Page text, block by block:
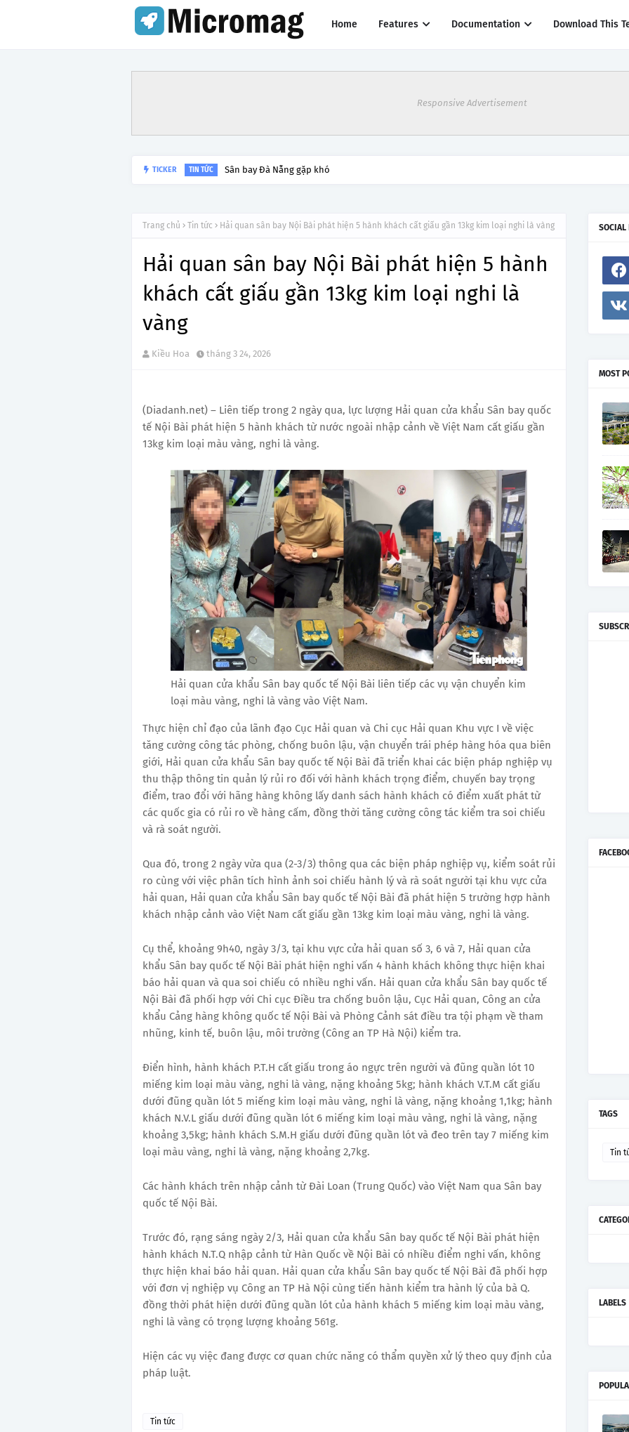
Home Features Documentation Download This
Responsive Advertisement
TICKER TIN TỨC Sân bay Đà Nẵng gặp khó
Trang chủ Tin tức Hải quan sân bay Nội Bài phát hiện 5 hành khách cất giấu gần 13kg kim loại nghi là vàng
Hải quan sân bay Nội Bài phát hiện 5 hành
khách cất giấu gần 13kg kim loại nghi là
vàng
Kiều Hoa tháng 3 24, 2026
(Diadanh.net) – Liên tiếp trong 2 ngày qua, lực lượng Hải quan cửa khẩu Sân bay quốc
tế Nội Bài phát hiện 5 hành khách từ nước ngoài nhập cảnh về Việt Nam cất giấu gần
13kg kim loại màu vàng, nghi là vàng.
Hải quan cửa khẩu Sân bay quốc tế Nội Bài liên tiếp các vụ vận chuyển kim
loại màu vàng, nghi là vàng vào Việt Nam.
Thực hiện chỉ đạo của lãnh đạo Cục Hải quan và Chi cục Hải quan Khu vực I về việc
tăng cường công tác phòng, chống buôn lậu, vận chuyển trái phép hàng hóa qua biên
giới, Hải quan cửa khẩu Sân bay quốc tế Nội Bài đã triển khai các biện pháp nghiệp vụ
thu thập thông tin quản lý rủi ro đối với hành khách trọng điểm, chuyến bay trọng
điểm, trao đổi với hãng hàng không lấy danh sách hành khách có điểm xuất phát từ
các quốc gia có rủi ro về hàng cấm, đồng thời tăng cường công tác kiểm tra soi chiếu
và rà soát người.
Qua đó, trong 2 ngày vừa qua (2-3/3) thông qua các biện pháp nghiệp vụ, kiểm soát rủi
ro cùng với việc phân tích hình ảnh soi chiếu hành lý và rà soát người tại khu vực cửa
hải quan, Hải quan cửa khẩu Sân bay quốc tế Nội Bài đã phát hiện 5 trường hợp hành
khách nhập cảnh vào Việt Nam cất giấu gần 13kg kim loại màu vàng, nghi là vàng.
Cụ thể, khoảng 9h40, ngày 3/3, tại khu vực cửa hải quan số 3, 6 và 7, Hải quan cửa
khẩu Sân bay quốc tế Nội Bài phát hiện nghi vấn 4 hành khách không thực hiện khai
báo hải quan và qua soi chiếu có nhiều nghi vấn. Hải quan cửa khẩu Sân bay quốc tế
Nội Bài đã phối hợp với Chi cục Điều tra chống buôn lậu, Cục Hải quan, Công an cửa
khẩu Cảng hàng không quốc tế Nội Bài và Phòng Cảnh sát điều tra tội phạm về tham
nhũng, kinh tế, buôn lậu, môi trường (Công an TP Hà Nội) kiểm tra.
Điển hình, hành khách P.T.H cất giấu trong áo ngực trên người và đũng quần lót 10
miếng kim loại màu vàng, nghi là vàng, nặng khoảng 5kg; hành khách V.T.M cất giấu
dưới đũng quần lót 5 miếng kim loại màu vàng, nghi là vàng, nặng khoảng 1,1kg; hành
khách N.V.L giấu dưới đũng quần lót 6 miếng kim loại màu vàng, nghi là vàng, nặng
khoảng 3,5kg; hành khách S.M.H giấu dưới đũng quần lót và đeo trên tay 7 miếng kim
loại màu vàng, nghi là vàng, nặng khoảng 2,7kg.
Các hành khách trên nhập cảnh từ Đài Loan (Trung Quốc) vào Việt Nam qua Sân bay
quốc tế Nội Bài.
Trước đó, rạng sáng ngày 2/3, Hải quan cửa khẩu Sân bay quốc tế Nội Bài phát hiện
hành khách N.T.Q nhập cảnh từ Hàn Quốc về Nội Bài có nhiều điểm nghi vấn, không
thực hiện khai báo hải quan. Hải quan cửa khẩu Sân bay quốc tế Nội Bài đã phối hợp
với đơn vị nghiệp vụ Công an TP Hà Nội cùng tiến hành kiểm tra hành lý của bà Q.
đồng thời phát hiện dưới đũng quần lót của hành khách 5 miếng kim loại màu vàng,
nghi là vàng có trọng lượng khoảng 561g.
Hiện các vụ việc đang được cơ quan chức năng có thẩm quyền xử lý theo quy định của
pháp luật.
Tin tức
SOCIAL
MOST
TAGS
Tin
LABELS